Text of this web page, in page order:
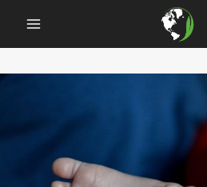
content